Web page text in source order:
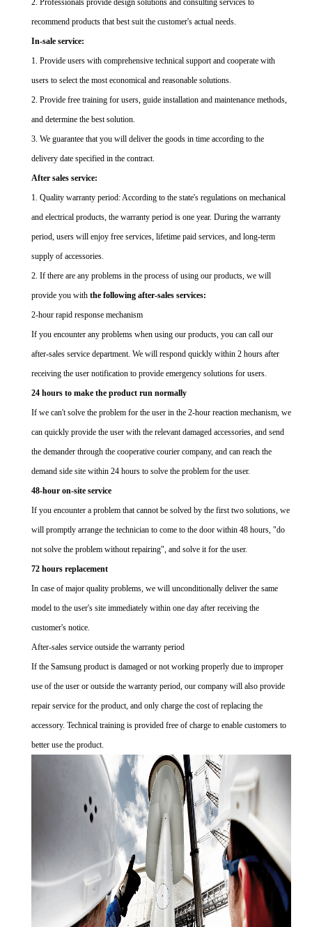
2. Professionals provide design solutions and consulting services to
recommend products that best suit the customer's actual needs.
In-sale service:
1. Provide users with comprehensive technical support and cooperate with
users to select the most economical and reasonable solutions.
2. Provide free training for users, guide installation and maintenance methods,
and determine the best solution.
3. We guarantee that you will deliver the goods in time according to the
delivery date specified in the contract.
After sales service:
1. Quality warranty period: According to the state's regulations on mechanical
and electrical products, the warranty period is one year. During the warranty
period, users will enjoy free services, lifetime paid services, and long-term
supply of accessories.
2. If there are any problems in the process of using our products, we will
provide you with the following after-sales services:
2-hour rapid response mechanism
If you encounter any problems when using our products, you can call our
after-sales service department. We will respond quickly within 2 hours after
receiving the user notification to provide emergency solutions for users.
24 hours to make the product run normally
If we can't solve the problem for the user in the 2-hour reaction mechanism, we
can quickly provide the user with the relevant damaged accessories, and send
the demander through the cooperative courier company, and can reach the
demand side site within 24 hours to solve the problem for the user.
48-hour on-site service
If you encounter a problem that cannot be solved by the first two solutions, we
will promptly arrange the technician to come to the door within 48 hours, "do
not solve the problem without repairing", and solve it for the user.
72 hours replacement
In case of major quality problems, we will unconditionally deliver the same
model to the user's site immediately within one day after receiving the
customer's notice.
After-sales service outside the warranty period
If the Samsung product is damaged or not working properly due to improper
use of the user or outside the warranty period, our company will also provide
repair service for the product, and only charge the cost of replacing the
accessory. Technical training is provided free of charge to enable customers to
better use the product.